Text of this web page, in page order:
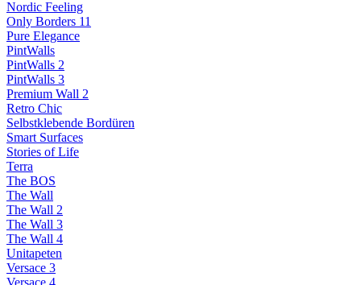
Nordic Feeling
Only Borders 11
Pure Elegance
PintWalls
PintWalls 2
PintWalls 3
Premium Wall 2
Retro Chic
Selbstklebende Bordüren
Smart Surfaces
Stories of Life
Terra
The BOS
The Wall
The Wall 2
The Wall 3
The Wall 4
Unitapeten
Versace 3
Versace 4